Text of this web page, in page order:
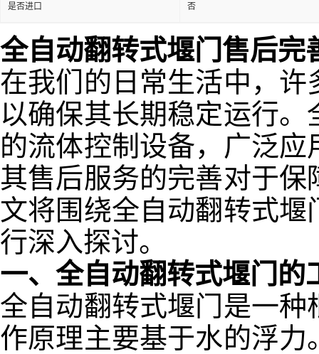
是否进口 否
全自动翻转式堰门售后完
在我们的日常生活中，
以确保其长期稳定运行
的流体控制设备，广泛
其售后服务的完善对于
文将围绕全自动翻转式
行深入探讨。
一、全自动翻转式堰门的
全自动翻转式堰门是一
作原理主要基于水的浮